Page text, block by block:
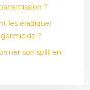
?
les éradiquer
?
son split en